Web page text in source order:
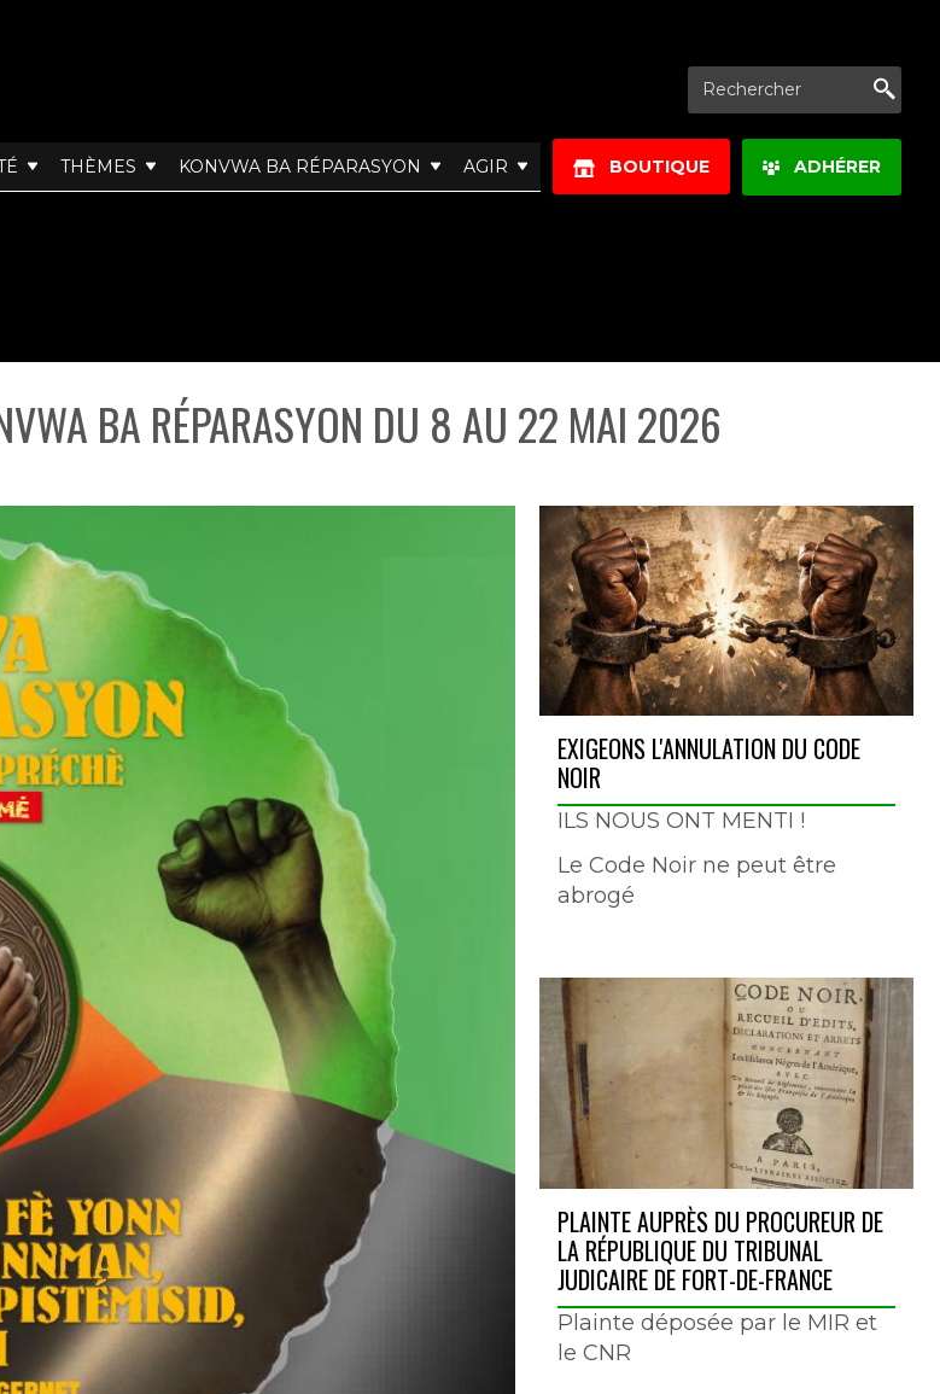
ADHÉRER
BOUTIQUE
THÈMES KONVWA BA RÉPARASYON AGIR
BA RÉPARASYON DU 8 AU 22 MAI 2026
EXIGEONS L'ANNULATION DU CODE
NOIR
ILS NOUS ONT MENTI !
Le Code Noir ne peut être
abrogé
PLAINTE AUPRÈS DU PROCUREUR DE
LA RÉPUBLIQUE DU TRIBUNAL
JUDICAIRE DE FORT-DE-FRANCE
Plainte déposée par le MIR et
le CNR